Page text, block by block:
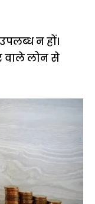
न हों।
वाले लोन से